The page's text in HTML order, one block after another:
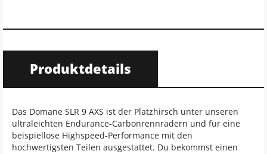
Produktdetails
Das Domane SLR 9 AXS ist der Platzhirsch unter unseren
ultraleichten Endurance-Carbonrennrädern und für eine
beispiellose Highspeed-Performance mit den
hochwertigsten Teilen ausgestattet. Du bekommst einen